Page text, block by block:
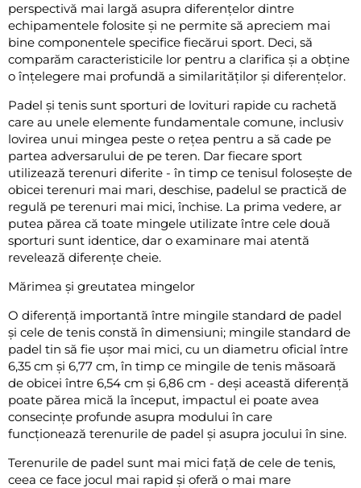
perspectivă mai largă asupra diferențelor dintre
echipamentele folosite și ne permite să apreciem mai
bine componentele specifice fiecărui sport. Deci, să
comparăm caracteristicile lor pentru a clarifica și a obține
o înțelegere mai profundă a similarităților și diferențelor.
Padel și tenis sunt sporturi de lovituri rapide cu rachetă
care au unele elemente fundamentale comune, inclusiv
lovirea unui mingea peste o rețea pentru a să cade pe
partea adversarului de pe teren. Dar fiecare sport
utilizează terenuri diferite - în timp ce tenisul folosește de
obicei terenuri mai mari, deschise, padelul se practică de
regulă pe terenuri mai mici, închise. La prima vedere, ar
putea părea că toate mingele utilizate între cele două
sporturi sunt identice, dar o examinare mai atentă
revelează diferențe cheie.
Mărimea și greutatea mingelor
O diferență importantă între mingile standard de padel
și cele de tenis constă în dimensiuni; mingile standard de
padel tin să fie ușor mai mici, cu un diametru oficial între
6,35 cm și 6,77 cm, în timp ce mingile de tenis măsoară
de obicei între 6,54 cm și 6,86 cm - deși această diferență
poate părea mică la început, impactul ei poate avea
consecințe profunde asupra modului în care
funcționează terenurile de padel și asupra jocului în sine.
Terenurile de padel sunt mai mici față de cele de tenis,
ceea ce face jocul mai rapid și oferă o mai mare